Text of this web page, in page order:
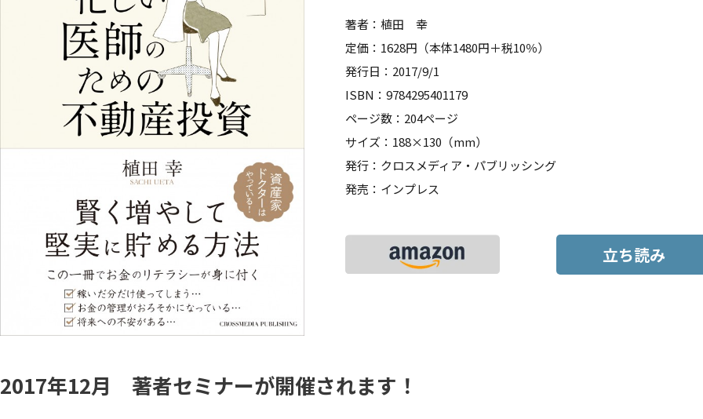
著者：植田 幸
定価：1628円（本体1480円＋税10％）
発行日：2017/9/1
ISBN：9784295401179
ページ数：204ページ
サイズ：188×130（mm）
発行：クロスメディア・パブリッシング
発売：インプレス
立ち読み
2017年12月 著者セミナーが開催されます！